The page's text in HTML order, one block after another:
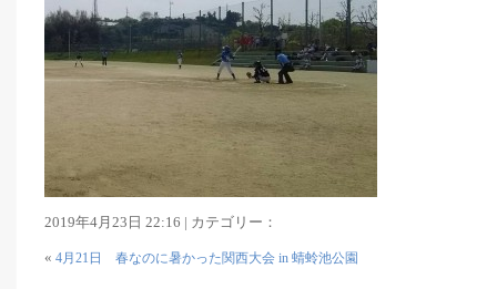
2019年4月23日 22:16 | カテゴリー：
« 4月21日 春なのに暑かった関西大会 in 蜻蛉池公園